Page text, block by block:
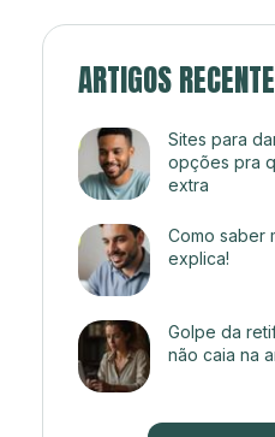
ARTIGOS
Sites para
opções pra
extra
Como saber
explica!
Golpe da
não caia na